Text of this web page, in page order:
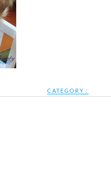
CATEGORY :